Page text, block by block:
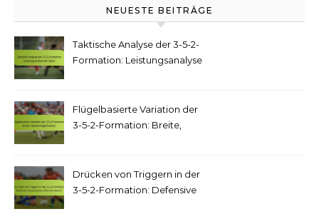
NEUESTE BEITRÄGE
Taktische Analyse der 3-5-2-
Formation: Leistungsanalyse
Flügelbasierte Variation der
3-5-2-Formation: Breite,
Drücken von Triggern in der
3-5-2-Formation: Defensive